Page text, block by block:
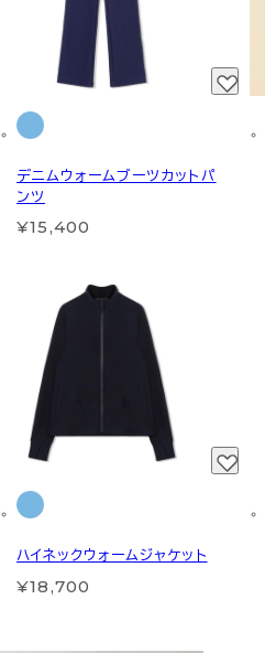
デニムウォームブーツカットパ
ンツ
¥15,400
ハイネックウォームジャケット
¥18,700